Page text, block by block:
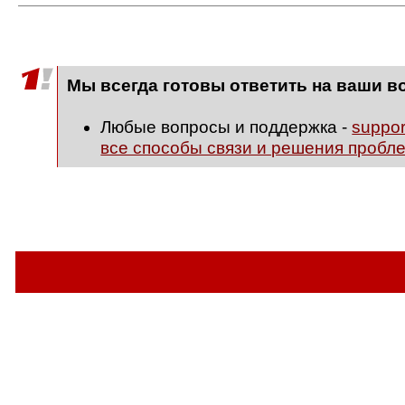
Мы всегда готовы ответить на ваши
Любые вопросы и поддержка -
все способы связи и решения